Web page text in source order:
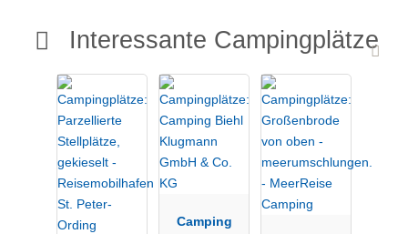
Interessante Campingplätze
Camping